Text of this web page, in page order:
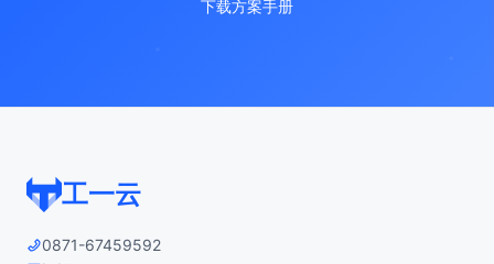
下载方案手册
工一云
0871-67459592